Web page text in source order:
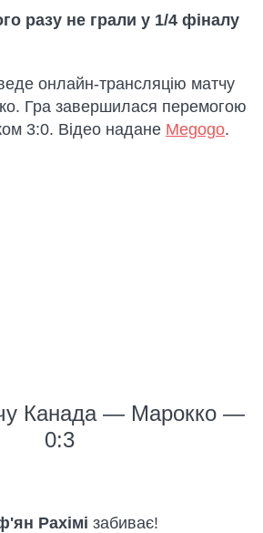
разу не грали у 1/4 фіналу
онлайн-трансляцію матчу
Гра завершилася перемогою
3:0. Відео надане Megogo.
Канада — Марокко —
0:3
Рахімі забиває!